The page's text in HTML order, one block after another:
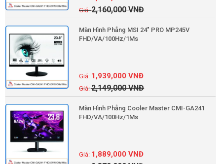
2,160,000VNĐ
Màn Hình Phẳng MSI 24" PRO MP245V
FHD/VA/100Hz/1Ms
2,149,000VNĐ
1,939,000VNĐ
Màn Hình Phẳng Cooler Master CMI-GA241
FHD/VA/100Hz/1Ms
1,889,000VNĐ